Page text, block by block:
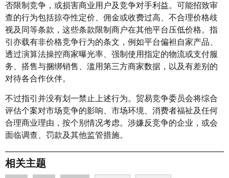
否限制竞争，或损害商业用户及竞争对手利益。可能招致审
查的行为包括掠夺性定价、佣金或收费过高、不合理价格歧
视及同等条款，这些条款限制商户在其他平台压低价格。指
引亦载有非价格竞争行为的条文，例如平台偏袒自家产品、
透过演算法操控商家曝光率、强制使用指定的物流或支付服
务、搭售与捆绑销售、滥用第三方商家数据，以及有差别的
对待各合作伙伴。
不过指引并没有划一禁止上述行为。贸易竞争委员会将综合
评估个案对市场竞争的影响、市场环境、消费者福祉及任何
合理商业理由，按个别情况考虑。涉嫌反竞争的企业，或会
面临调查、罚款及其他监管措施。
相关主题